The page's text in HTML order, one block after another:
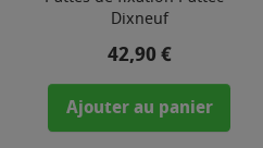
Dixneuf
Prix
42,90 €
Ajouter au panier